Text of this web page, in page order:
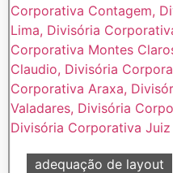
adequação de layout